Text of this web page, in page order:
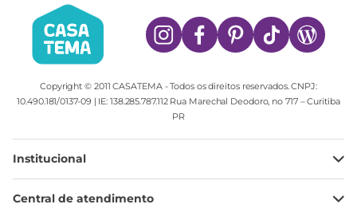
Copyright © 2011 CASATEMA - Todos os direitos reservados. CNPJ:
10.490.181/0137-09 | IE: 138.285.787.112 Rua Marechal Deodoro, no 717 – Curitiba
PR
Institucional
Minha Conta
Meus pedidos
Central de atendimento